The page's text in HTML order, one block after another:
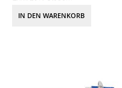
IN DEN WARENKORB